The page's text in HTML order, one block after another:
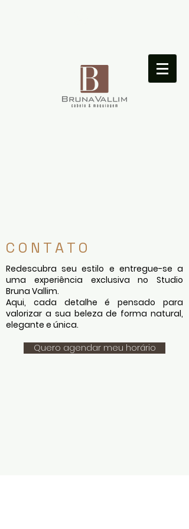
C O N T A T O
Redescubra seu estilo e entregue-se a
uma experiência exclusiva no Studio
Bruna Vallim.
Aqui, cada detalhe é pensado para
valorizar a sua beleza de forma natural,
elegante e única.
Quero agendar meu horário